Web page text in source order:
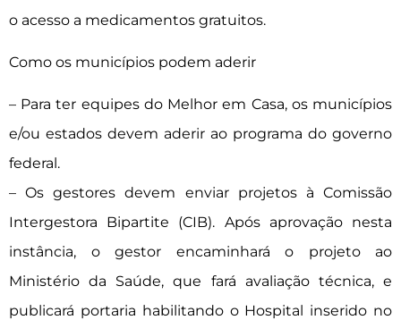
o acesso a medicamentos gratuitos.
Como os municípios podem aderir
– Para ter equipes do Melhor em Casa, os municípios
e/ou estados devem aderir ao programa do governo
federal.
– Os gestores devem enviar projetos à Comissão
Intergestora Bipartite (CIB). Após aprovação nesta
instância, o gestor encaminhará o projeto ao
Ministério da Saúde, que fará avaliação técnica, e
publicará portaria habilitando o Hospital inserido no